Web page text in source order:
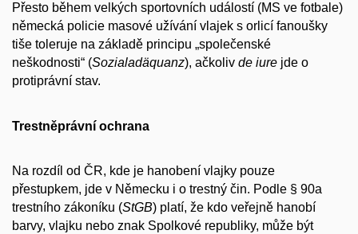
Přesto během velkých sportovních událostí (MS ve fotbale)
německá policie masové užívání vlajek s orlicí fanoušky
tiše toleruje na základě principu „společenské
neškodnosti“ (Sozialadäquanz), ačkoliv de iure jde o
protiprávní stav.
Trestněprávní ochrana
Na rozdíl od ČR, kde je hanobení vlajky pouze
přestupkem, jde v Německu i o trestný čin. Podle § 90a
trestního zákoníku (StGB) platí, že kdo veřejně hanobí
barvy, vlajku nebo znak Spolkové republiky, může být